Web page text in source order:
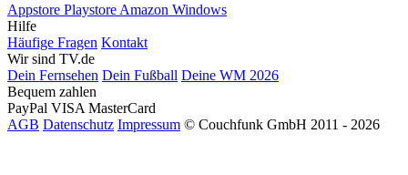
Appstore Playstore Amazon Windows
Hilfe
Häufige Fragen Kontakt
Wir sind TV.de
Dein Fernsehen Dein Fußball Deine WM 2026
Bequem zahlen
PayPal VISA MasterCard
AGB Datenschutz Impressum © Couchfunk GmbH 2011 - 2026